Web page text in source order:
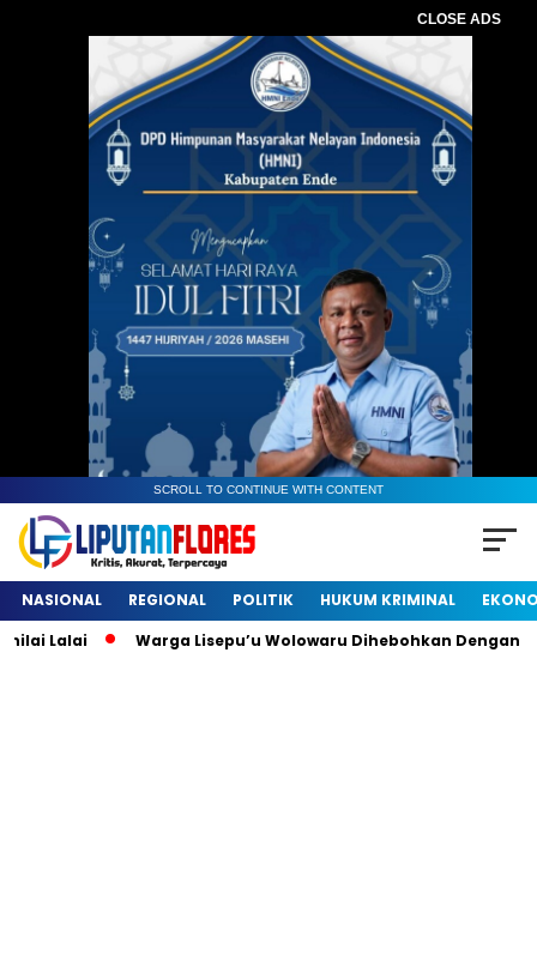
CLOSE ADS
SCROLL TO CONTINUE WITH CONTENT
NASIONAL REGIONAL POLITIK HUKUM KRIMINAL
Lalai
Warga Lisepu’u Wolowaru Dihebohkan Dengan